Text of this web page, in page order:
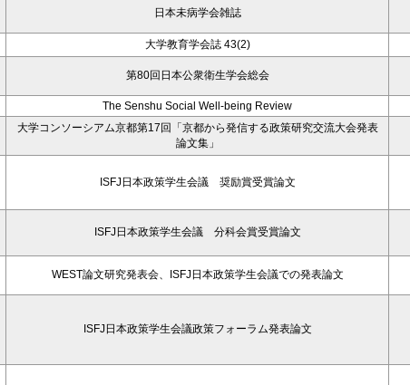
日本未病学会雑誌
大学教育学会誌 43(2)
第80回日本公衆衛生学会総会
The Senshu Social Well-being Review
大学コンソーシアム京都第17回「京都から発信する政策研究交流大会発表
論文集」
ISFJ日本政策学生会議 奨励賞受賞論文
ISFJ日本政策学生会議 分科会賞受賞論文
WEST論文研究発表会、ISFJ日本政策学生会議での発表論文
ISFJ日本政策学生会議政策フォーラム発表論文